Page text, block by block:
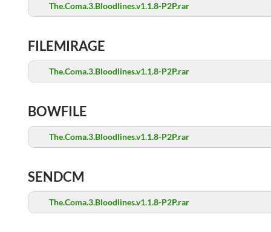
The.Coma.3.Bloodlines.v1.1.8-P2P.rar
FILEMIRAGE
The.Coma.3.Bloodlines.v1.1.8-P2P.rar
BOWFILE
The.Coma.3.Bloodlines.v1.1.8-P2P.rar
SENDCM
The.Coma.3.Bloodlines.v1.1.8-P2P.rar